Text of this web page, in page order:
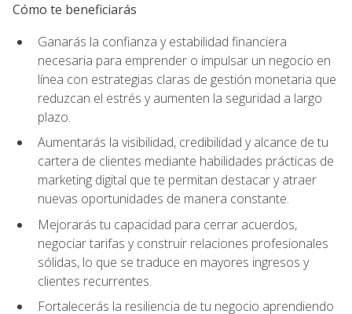
Cómo te beneficiarás
Ganarás la confianza y estabilidad financiera
necesaria para emprender o impulsar un negocio en
línea con estrategias claras de gestión monetaria que
reduzcan el estrés y aumenten la seguridad a largo
plazo.
Aumentarás la visibilidad, credibilidad y alcance de tu
cartera de clientes mediante habilidades prácticas de
marketing digital que te permitan destacar y atraer
nuevas oportunidades de manera constante.
Mejorarás tu capacidad para cerrar acuerdos,
negociar tarifas y construir relaciones profesionales
sólidas, lo que se traduce en mayores ingresos y
clientes recurrentes.
Fortalecerás la resiliencia de tu negocio aprendiendo